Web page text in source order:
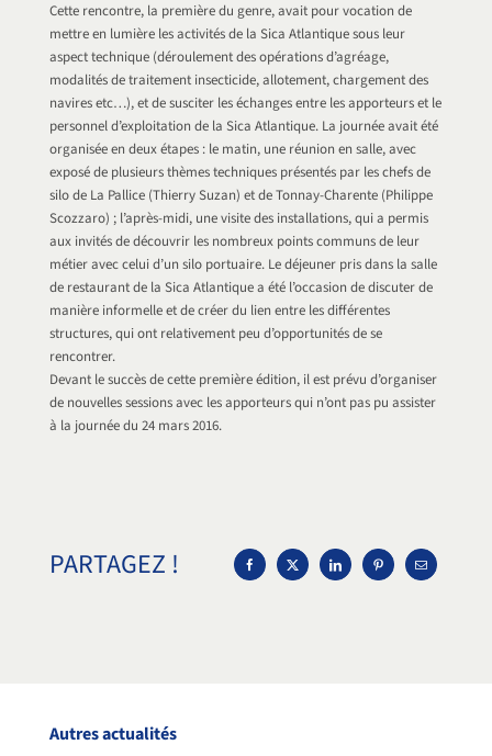
Cette rencontre, la première du genre, avait pour vocation de
mettre en lumière les activités de la Sica Atlantique sous leur
aspect technique (déroulement des opérations d’agréage,
modalités de traitement insecticide, allotement, chargement des
navires etc…), et de susciter les échanges entre les apporteurs et le
personnel d’exploitation de la Sica Atlantique. La journée avait été
organisée en deux étapes : le matin, une réunion en salle, avec
exposé de plusieurs thèmes techniques présentés par les chefs de
silo de La Pallice (Thierry Suzan) et de Tonnay-Charente (Philippe
Scozzaro) ; l’après-midi, une visite des installations, qui a permis
aux invités de découvrir les nombreux points communs de leur
métier avec celui d’un silo portuaire. Le déjeuner pris dans la salle
de restaurant de la Sica Atlantique a été l’occasion de discuter de
manière informelle et de créer du lien entre les différentes
structures, qui ont relativement peu d’opportunités de se
rencontrer.
Devant le succès de cette première édition, il est prévu d’organiser
de nouvelles sessions avec les apporteurs qui n’ont pas pu assister
à la journée du 24 mars 2016.
PARTAGEZ !
Autres actualités